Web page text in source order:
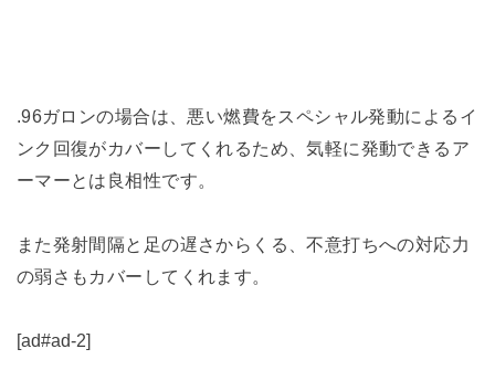
.96ガロンの場合は、悪い燃費をスペシャル発動によるイ
ンク回復がカバーしてくれるため、気軽に発動できるア
ーマーとは良相性です。
また発射間隔と足の遅さからくる、不意打ちへの対応力
の弱さもカバーしてくれます。
[ad#ad-2]